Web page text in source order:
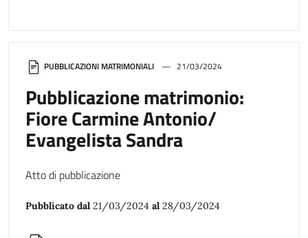
PUBBLICAZIONI MATRIMONIALI 21/03/2024
Pubblicazione matrimonio:
Fiore Carmine Antonio/
Evangelista Sandra
Atto di pubblicazione
Pubblicato dal 21/03/2024 al 28/03/2024